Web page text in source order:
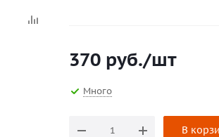
370 руб./шт
Много
В